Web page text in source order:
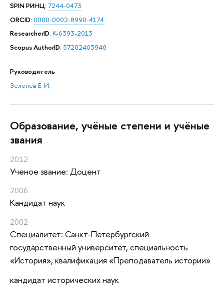
SPIN РИНЦ: 7244-0473
ORCID: 0000-0002-8990-4174
ResearcherID: K-6393-2013
Scopus AuthorID: 57202403940
Руководитель
Зеленев Е. И.
Oбразование, учёные степени и учёные
звания
2012
Ученое звание: Доцент
2006
Кандидат наук
2002
Специалитет: Санкт-Петербургский
государственный университет, специальность
«История», квалификация «Преподаватель истории»
кандидат исторических наук